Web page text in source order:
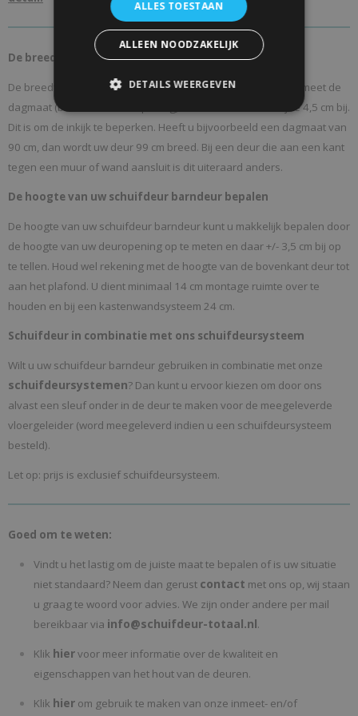
De breedte van uw schuifdeur barndeur bepalen
De breedte van uw schuifdeur barndeur bepaalt u als volgt: meet de
dagmaat (breedte van de opening) en tel hier aan elke zijde 4,5 cm bij.
Dit is om de inkijk te beperken. Heeft u bijvoorbeeld een dagmaat van
90 cm, dan wordt uw deur 99 cm breed. Bij een deur die aan een kant
tegen een muur of wand aansluit is dit uiteraard anders.
De hoogte van uw schuifdeur barndeur bepalen
De hoogte van uw schuifdeur barndeur kunt u makkelijk bepalen door
de hoogte van uw deuropening op te meten en daar +/- 3,5 cm bij op
te tellen. Houd wel rekening met de hoogte van de bovenkant deur tot
aan het plafond. U dient minimaal 14 cm montage ruimte over te
houden en bij een kastenwandsysteem 24 cm.
Schuifdeur in combinatie met ons schuifdeursysteem
Wilt u uw schuifdeur barndeur gebruiken in combinatie met onze
schuifdeursystemen? Dan kunt u ervoor kiezen om door ons
alvast een sleuf onder in de deur te maken voor de meegeleverde
vloergeleider (word meegeleverd indien u een schuifdeursysteem
besteld).
Let op: prijs is exclusief schuifdeursysteem.
Goed om te weten:
Vindt u het lastig om de juiste maat te bepalen of is uw situatie
niet standaard? Neem dan gerust contact met ons op, wij staan
u graag te woord voor advies. We zijn onder andere per mail
bereikbaar via info@schuifdeur-totaal.nl.
Klik hiervoor meer informatie over de kwaliteit en
eigenschappen van het hout van de deuren.
Klik hier om gebruik te maken van onze inmeet- en/of
ALLES TOESTAAN
ALLEEN NOODZAKELIJK
DETAILS WEERGEVEN